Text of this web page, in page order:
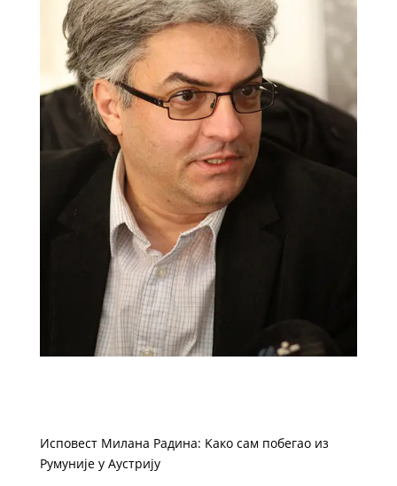
Исповест Милана Радина: Kако сам побегао из
Румуније у Аустрију